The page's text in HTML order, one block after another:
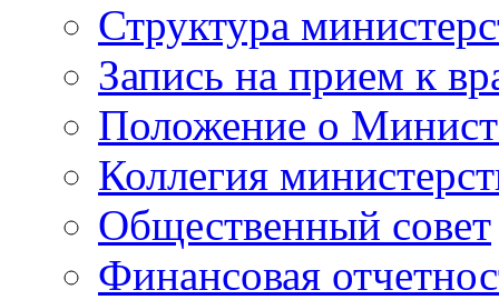
Структура
Запись на прием к
Положение о
Коллегия
Общественный совет
Финансовая